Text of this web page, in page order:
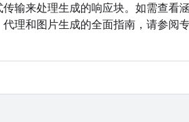
输来处理生成的响应块。如需查看
理和图片生成的全面指南，请参阅